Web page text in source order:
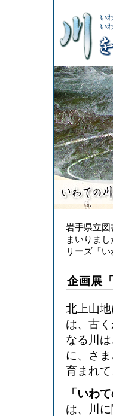
岩手県立
まいりま
リーズ「
企画展
北上山
は、古
なる川
に、さ
育まれて
「いわ
は、川